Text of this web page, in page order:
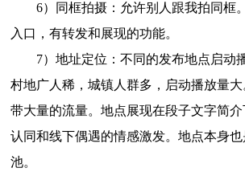
6）同框拍摄：允许别人跟我拍同框
入口，有转发和展现的功能。
7）地址定位：不同的发布地点启动
村地广人稀，城镇人群多，启动播放量
带大量的流量。地点展现在段子文字简
认同和线下偶遇的情感激发。地点本身
池。